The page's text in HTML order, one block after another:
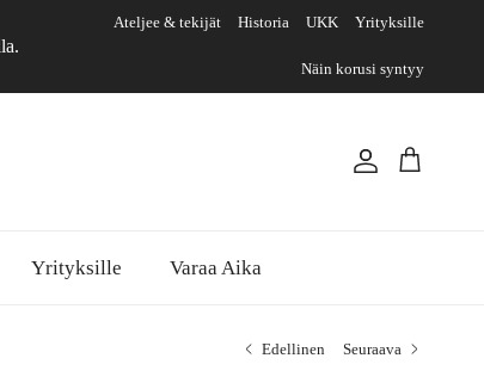
Ateljee & tekijät Historia UKK Yrityksille
Näin korusi syntyy
Tili Ostoskori
Yrityksille Varaa Aika
Edellinen Seuraava